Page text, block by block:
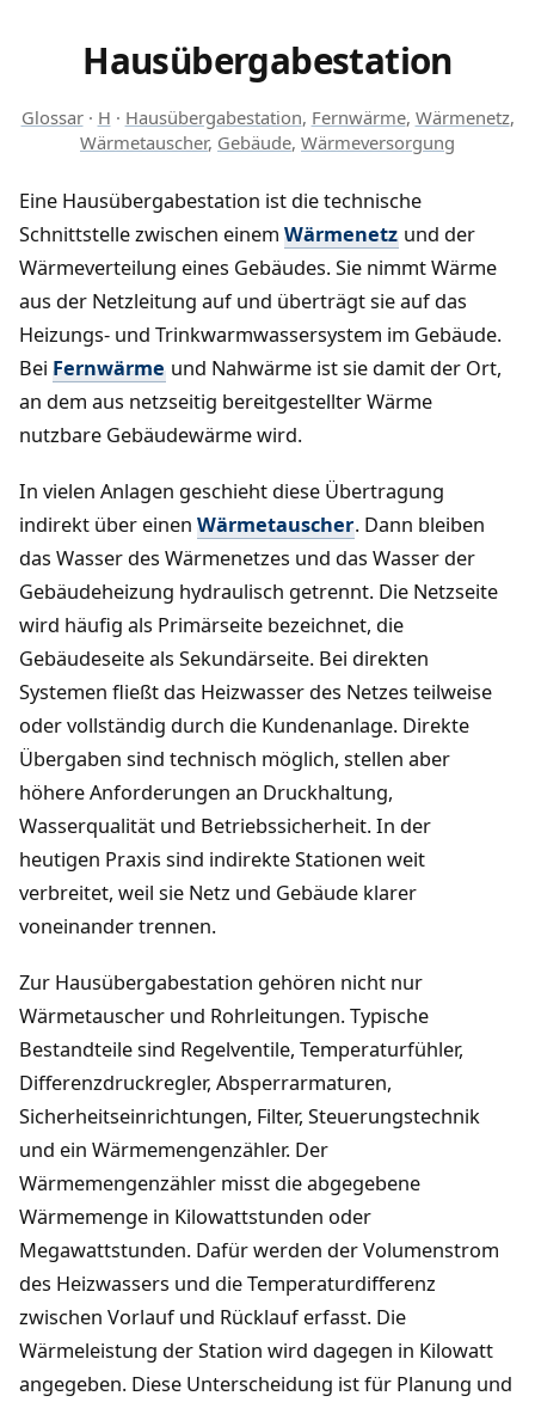
Hausübergabestation
Glossar· H · Hausübergabestation, Fernwärme, Wärmenetz,
Wärmetauscher, Gebäude, Wärmeversorgung
Eine Hausübergabestation ist die technische
Schnittstelle zwischen einem Wärmenetz und der
Wärmeverteilung eines Gebäudes. Sie nimmt Wärme
aus der Netzleitung auf und überträgt sie auf das
Heizungs- und Trinkwarmwassersystem im Gebäude.
Bei Fernwärme und Nahwärme ist sie damit der Ort,
an dem aus netzseitig bereitgestellter Wärme
nutzbare Gebäudewärme wird.
In vielen Anlagen geschieht diese Übertragung
indirekt über einen Wärmetauscher. Dann bleiben
das Wasser des Wärmenetzes und das Wasser der
Gebäudeheizung hydraulisch getrennt. Die Netzseite
wird häufig als Primärseite bezeichnet, die
Gebäudeseite als Sekundärseite. Bei direkten
Systemen fließt das Heizwasser des Netzes teilweise
oder vollständig durch die Kundenanlage. Direkte
Übergaben sind technisch möglich, stellen aber
höhere Anforderungen an Druckhaltung,
Wasserqualität und Betriebssicherheit. In der
heutigen Praxis sind indirekte Stationen weit
verbreitet, weil sie Netz und Gebäude klarer
voneinander trennen.
Zur Hausübergabestation gehören nicht nur
Wärmetauscher und Rohrleitungen. Typische
Bestandteile sind Regelventile, Temperaturfühler,
Differenzdruckregler, Absperrarmaturen,
Sicherheitseinrichtungen, Filter, Steuerungstechnik
und ein Wärmemengenzähler. Der
Wärmemengenzähler misst die abgegebene
Wärmemenge in Kilowattstunden oder
Megawattstunden. Dafür werden der Volumenstrom
des Heizwassers und die Temperaturdifferenz
zwischen Vorlauf und Rücklauf erfasst. Die
Wärmeleistung der Station wird dagegen in Kilowatt
angegeben. Diese Unterscheidung ist für Planung und